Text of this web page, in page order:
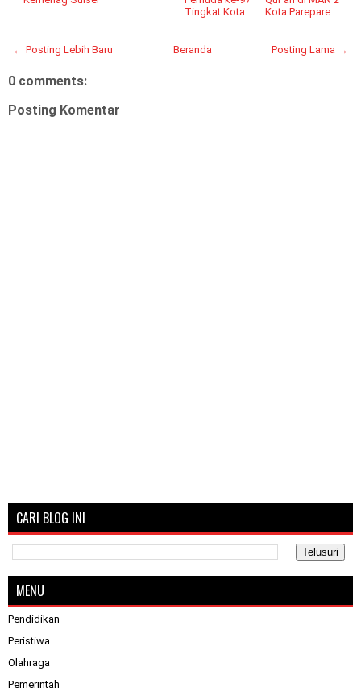
Tingkat Kota
Kota Parepare
← Posting Lebih Baru Posting Lama →
Beranda
0 comments:
Posting Komentar
CARI BLOG INI
MENU
Pendidikan
Peristiwa
Olahraga
Pemerintah